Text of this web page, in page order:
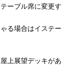
ーブル席に変更す
る場合はイステー
上展望デッキがあ